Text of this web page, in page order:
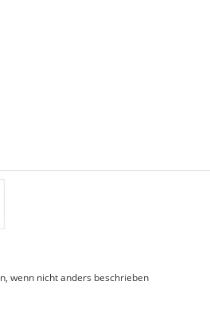
wenn nicht anders beschrieben